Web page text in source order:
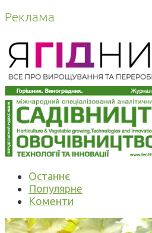
Реклама
Останнє
Популярне
Коменти